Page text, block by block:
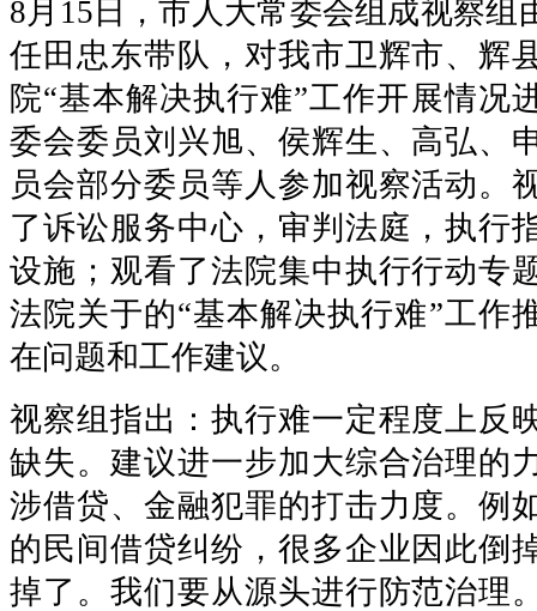
8月15日，市人大常委会组成视察组
任田忠东带队，对我市卫辉市、辉
院“基本解决执行难”工作开展情况
委会委员刘兴旭、侯辉生、高弘、
员会部分委员等人参加视察活动。
了诉讼服务中心，审判法庭，执行
设施；观看了法院集中执行行动专
法院关于的“基本解决执行难”工作
在问题和工作建议。
视察组指出：执行难一定程度上反
缺失。建议进一步加大综合治理的
涉借贷、金融犯罪的打击力度。例
的民间借贷纠纷，很多企业因此倒
掉了。我们要从源头进行防范治理